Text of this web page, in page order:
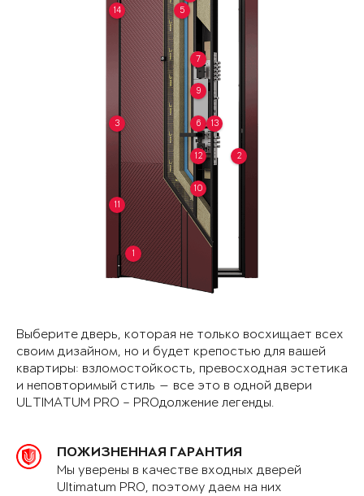
1
2
3
5
6
7
9
10
11
12
13
14
Выберите дверь, которая не только восхищает всех
своим дизайном, но и будет крепостью для вашей
квартиры: взломостойкость, превосходная эстетика
и неповторимый стиль — все это в одной двери
ULTIMATUM PRO – PROдолжение легенды.
ПОЖИЗНЕННАЯ ГАРАНТИЯ
Мы уверены в качестве входных дверей
Ultimatum PRO, поэтому даем на них